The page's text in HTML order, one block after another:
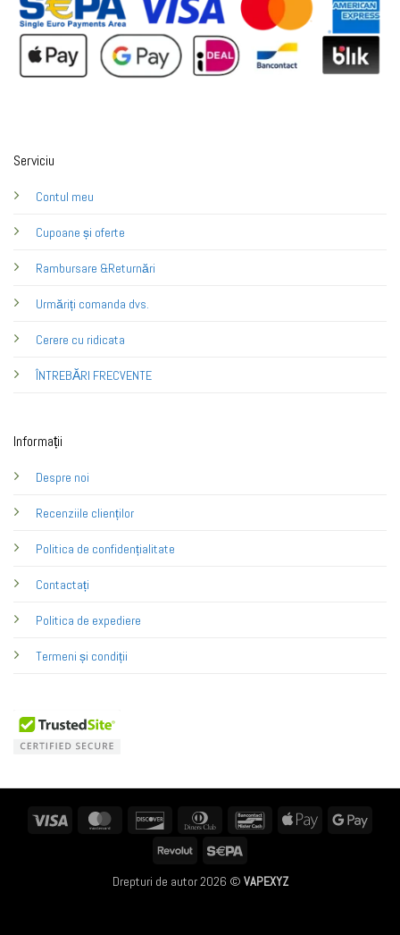
Serviciu
Contul meu
Cupoane și oferte
Rambursare &Returnări
Urmăriți comanda dvs.
Cerere cu ridicata
ÎNTREBĂRI FRECVENTE
Informații
Despre noi
Recenziile clienților
Politica de confidențialitate
Contactați
Politica de expediere
Termeni și condiții
MasterCard Discover
Dinners
BancontactApple
Revolut
Drepturi de autor 2026 © VAPEXYZ